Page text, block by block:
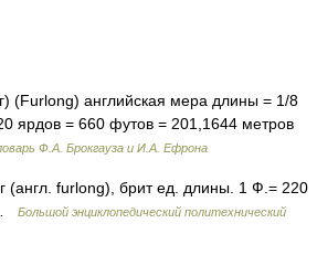
(Furlong) английская мера длины = 1/8
ярдов = 660 футов = 201,1644 метров
Ф.А. Брокгауза и И.А. Ефрона
furlong), брит ед. длины. 1 Ф.= 220
Большой энциклопедический политехнический